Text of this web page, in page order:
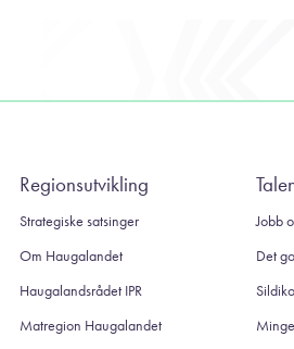
Regionsutvikling
Strategiske satsinger
Om Haugalandet
Haugalandsrådet IPR
Matregion Haugalandet
Jobb
Det